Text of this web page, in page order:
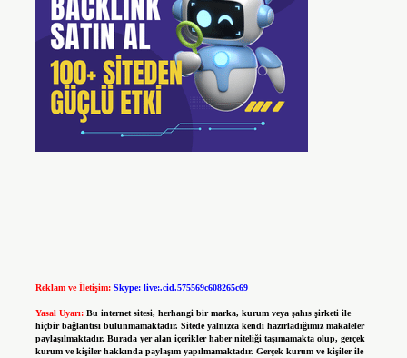
Reklam ve İletişim: Skype: live:.cid.575569c608265c69
Yasal Uyarı: Bu internet sitesi, herhangi bir marka, kurum veya şahıs şirketi ile
hiçbir bağlantısı bulunmamaktadır. Sitede yalnızca kendi hazırladığımız makaleler
paylaşılmaktadır. Burada yer alan içerikler haber niteliği taşımamakta olup, gerçek
kurum ve kişiler hakkında paylaşım yapılmamaktadır. Gerçek kurum ve kişiler ile